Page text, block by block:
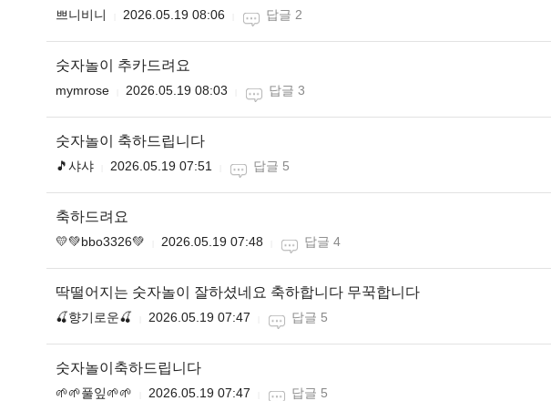
쁘니비니 2026.05.19 08:06 답글 2
숫자놀이 추카드려요
mymrose 2026.05.19 08:03 답글 3
숫자놀이 축하드립니다
🎵샤샤 2026.05.19 07:51 답글 5
축하드려요
💛💚bbo3326💚 2026.05.19 07:48 답글 4
딱떨어지는 숫자놀이 잘하셨네요 축하합니다 무꾹합니다
🍒향기로운🍒 2026.05.19 07:47 답글 5
숫자놀이축하드립니다
🌱🌱풀잎🌱🌱 2026.05.19 07:47 답글 5